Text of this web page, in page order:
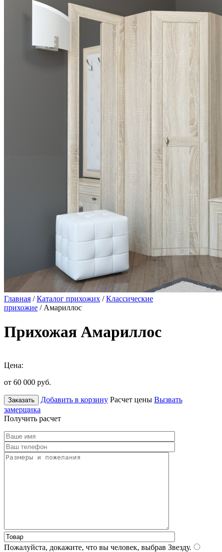
Главная /Каталог прихожих /Классические
прихожие / Амариллос
Прихожая Амариллос
Цена:
от 60 000 руб.
Заказать Добавить в корзину Расчет цены Вызвать
замерщика
Получить расчет
Пожалуйста, докажите, что вы человек, выбрав Звезду.